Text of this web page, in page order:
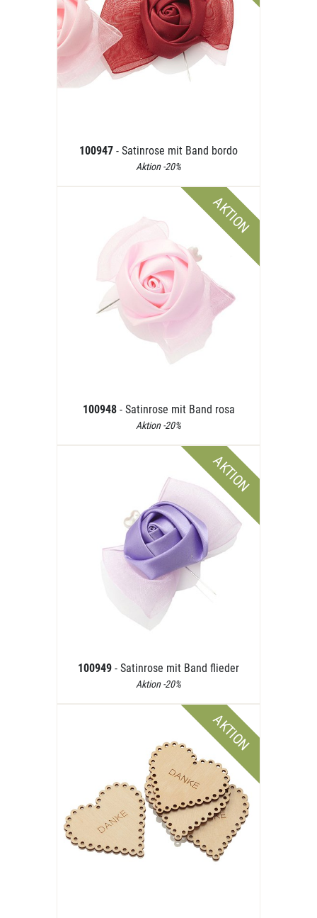
100947 - Satinrose mit Band bordo
Aktion -20%
AKTION
100948 - Satinrose mit Band rosa
Aktion -20%
AKTION
100949 - Satinrose mit Band flieder
Aktion -20%
AKTION